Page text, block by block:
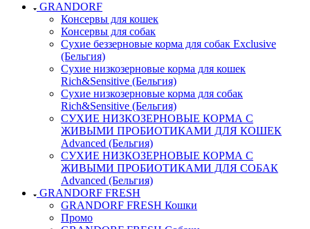
GRANDORF
Консервы для кошек
Консервы для собак
Сухие беззерновые корма для собак Exclusive
(Бельгия)
Сухие низкозерновые корма для кошек
Rich&Sensitive (Бельгия)
Сухие низкозерновые корма для собак
Rich&Sensitive (Бельгия)
СУХИЕ НИЗКОЗЕРНОВЫЕ КОРМА С
ЖИВЫМИ ПРОБИОТИКАМИ ДЛЯ КОШЕК
Advanced (Бельгия)
СУХИЕ НИЗКОЗЕРНОВЫЕ КОРМА С
ЖИВЫМИ ПРОБИОТИКАМИ ДЛЯ СОБАК
Advanced (Бельгия)
GRANDORF FRESH
GRANDORF FRESH Кошки
Промо